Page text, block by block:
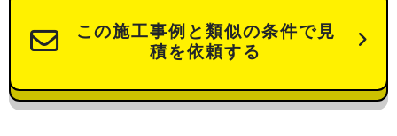
この施工事例と類似の条件で見
積を依頼する